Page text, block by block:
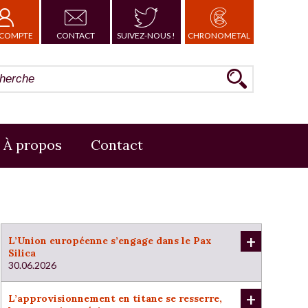
CONTACT SUIVEZ-NOUS ! CHRONOMETAL
À propos Contact
L’Union européenne s’engage dans le Pax
Silica
30.06.2026
+
L’approvisionnement en titane se resserre,
+